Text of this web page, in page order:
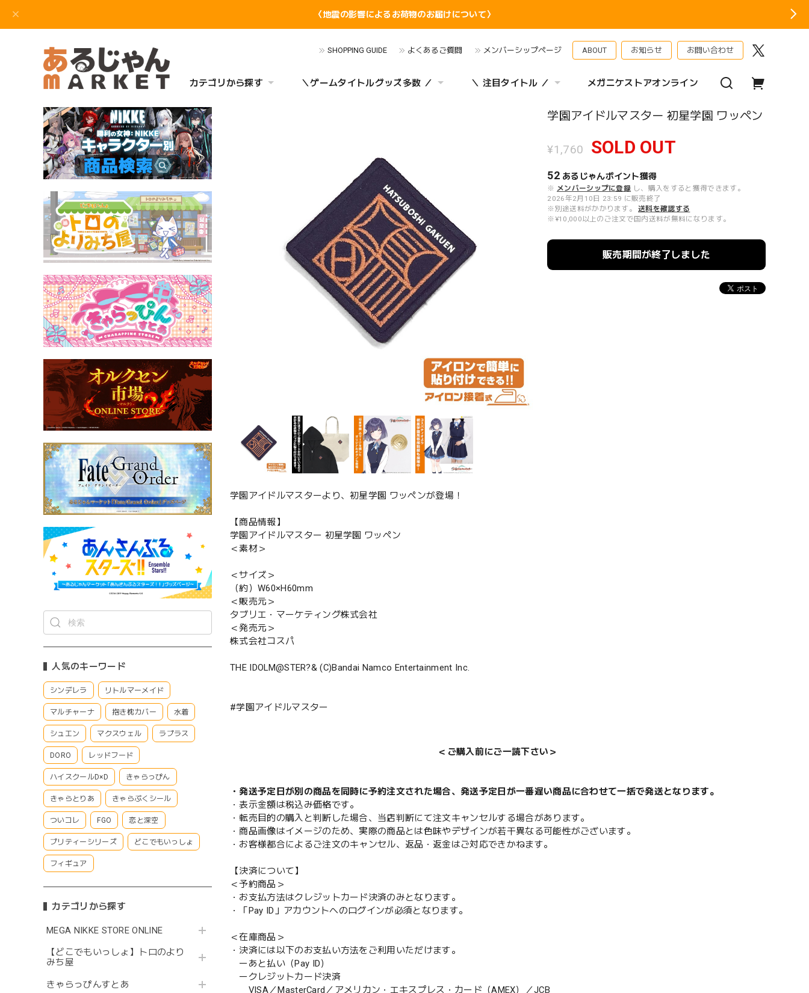
〈地震の影響によるお荷物のお届けについて〉
SHOPPING GUIDE よくあるご質問 メンバーシップページ ABOUT お知らせ お問い合わせ
カテゴリから探す ＼ゲームタイトルグッズ多数 ／ ＼ 注目タイトル ／ メガニケストアオンライン
人気のキーワード
シンデレラ リトルマーメイド
マルチャーナ 抱き枕カバー 水着
シュエン マクスウェル ラプラス
DORO レッドフード
ハイスクールD×D きゃらっぴん
きゃらとりあ きゃらぷくシール
ついコレ FGO 恋と深空
プリティーシリーズ どこでもいっしょ
フィギュア
カテゴリから探す
MEGA NIKKE STORE ONLINE
【どこでもいっしょ】トロのより
みち屋
きゃらっぴんすとあ
学園アイドルマスター 初星学園 ワッペン
¥1,760 SOLD OUT
52 あるじゃんポイント獲得
※ メンバーシップに登録 し、購入をすると獲得できます。
2026年2月10日 23:59 に販売終了
※別途送料がかかります。
送料を確認する
※¥10,000以上のご注文で国内送料が無料になります。
販売期間が終了しました
学園アイドルマスターより、初星学園 ワッペンが登場！
【商品情報】
学園アイドルマスター 初星学園 ワッペン
＜素材＞
＜サイズ＞
（約）W60×H60mm
＜販売元＞
タブリエ・マーケティング株式会社
＜発売元＞
株式会社コスパ
THE IDOLM@STER?& (C)Bandai Namco Entertainment Inc.
#学園アイドルマスター
＜ご購入前にご一読下さい＞
・発送予定日が別の商品を同時に予約注文された場合、発送予定日が一番遅い商品に合わせて一括で発送となります。
・表示金額は税込み価格です。
・転売目的の購入と判断した場合、当店判断にて注文キャンセルする場合があります。
・商品画像はイメージのため、実際の商品とは色味やデザインが若干異なる可能性がございます。
・お客様都合によるご注文のキャンセル、返品・返金はご対応できかねます。
【決済について】
＜予約商品＞
・お支払方法はクレジットカード決済のみとなります。
・「Pay ID」アカウントへのログインが必須となります。
＜在庫商品＞
・決済には以下のお支払い方法をご利用いただけます。
ーあと払い（Pay ID）
ークレジットカード決済
VISA／MasterCard／アメリカン・エキスプレス・カード（AMEX）／JCB